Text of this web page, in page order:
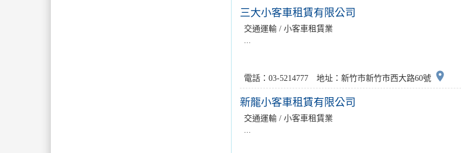
三大小客車租賃有限公司
交通運輸 / 小客車租賃業
...
電話：03-5214777 地址：新竹市新竹市西大路60號 place
新龍小客車租賃有限公司
交通運輸 / 小客車租賃業